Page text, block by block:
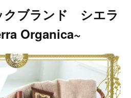
クブランド シエラ
Organica~